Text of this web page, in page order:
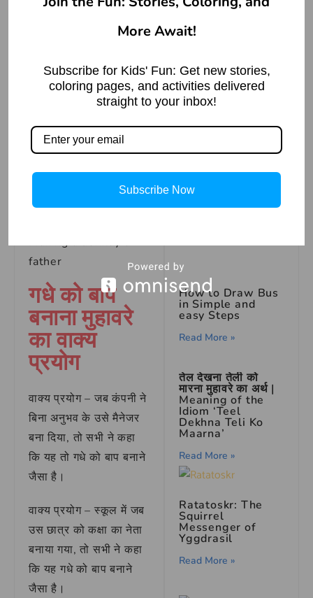
responsibility
without merit
someone’s
inability
गधे को बाप
बनाना
Idioms
Meaning in
English
Making a donkey a
father
गधे को बाप
बनाना मुहावरे
का वाक्य
प्रयोग
वाक्य प्रयोग – जब कंपनी ने
बिना अनुभव के उसे मैनेजर
बना दिया, तो सभी ने कहा
कि यह तो गधे को बाप बनाने
जैसा है।
वाक्य प्रयोग – स्कूल में जब
उस छात्र को कक्षा का नेता
बनाया गया, तो सभी ने कहा
कि यह गधे को बाप बनाने
जैसा है।
लालच का फल
Read More »
How to Draw a
Satoru Gojo –
Step-by-Step
How to Draw Bus
in Simple and
easy Steps
Read More »
तेल देखना तेली को
मारना मुहावरे का अर्थ |
Meaning of the
Idiom ‘Teel
Dekhna Teli Ko
Maarna’
Read More »
Ratatoskr: The
Squirrel
Messenger of
Yggdrasil
Read More »
More Await!
Subscribe for Kids' Fun: Get new stories,
coloring pages, and activities delivered
straight to your inbox!
Subscribe Now